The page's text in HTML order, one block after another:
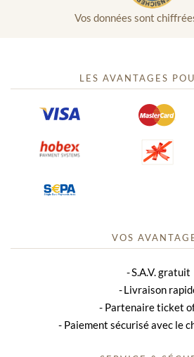
Vos données sont
LES AVANTAGES
VOS
S.A.V. gratuit
Livraison
Partenaire ticket
Paiement sécurisé avec le